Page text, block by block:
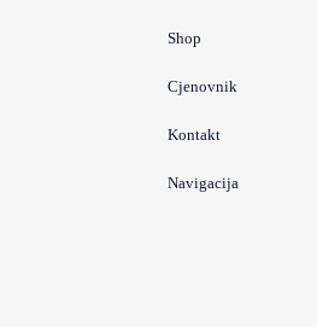
Shop
Cjenovnik
Kontakt
Navigacija